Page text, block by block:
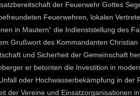
der Feuerwehr Gottes
Feuerwehren, lokalen
in Mautern“ die Indienststellung des
Grußwort des Kommandanten
und Sicherheit der Gemeinschaft
er betonten die Investition in
oder Hochwasserbekämpfung in der
der Vereine und Einsatzorganisationen